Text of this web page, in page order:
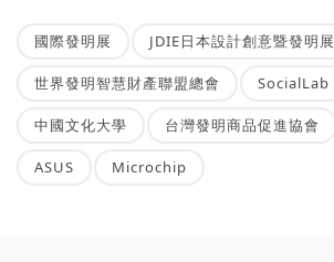
國際發明展 JDIE日本設計創意暨發明展
世界發明智慧財產聯盟總會 SocialLab
中國文化大學 台灣發明商品促進協會
ASUS Microchip